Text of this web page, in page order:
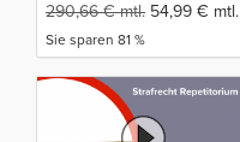
290,66€mtl. 54,99 € mtl.
Sie sparen 81 %